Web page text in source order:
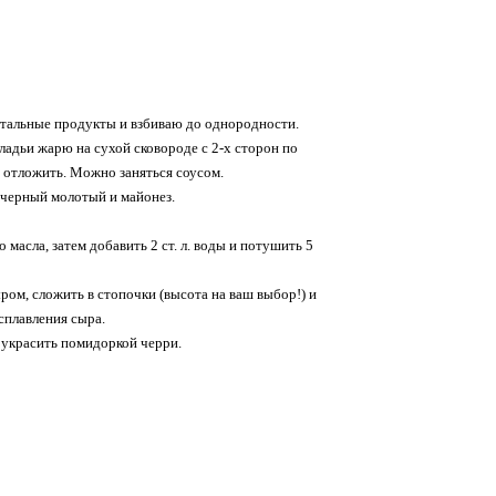
продукты и взбиваю до однородности.
жарю на сухой сковороде с 2-х сторон по
Можно заняться соусом.
молотый и майонез.
масла, затем добавить 2 ст. л. воды и потушить 5
сложить в стопочки (высота на ваш выбор!) и
сыра.
помидоркой черри.